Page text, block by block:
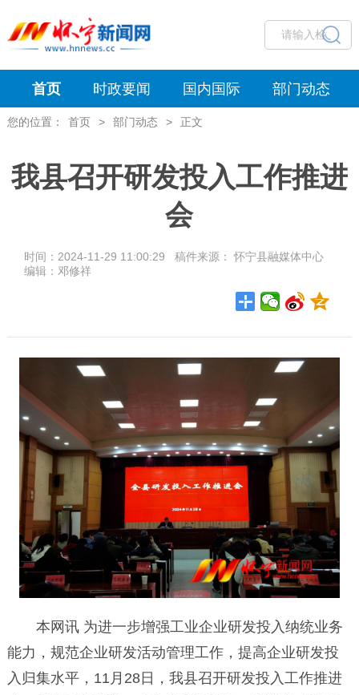
首页 时政要闻 国内国际 部门动态
您的位置： 首页 > 部门动态 > 正文
我县召开研发投入工作推进
会
时间：2024-11-29 11:00:29 稿件来源： 怀宁县融媒体中心
编辑：邓修祥
本网讯 为进一步增强工业企业研发投入纳统业务
能力，规范企业研发活动管理工作，提高企业研发投
入归集水平，11月28日，我县召开研发投入工作推进